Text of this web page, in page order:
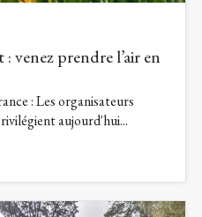
venez prendre l’air en
: Les organisateurs
aujourd'hui...